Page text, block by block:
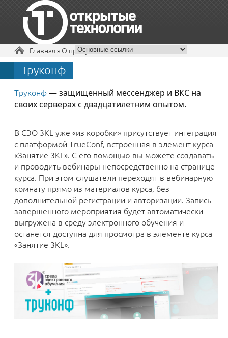
Вы здесь
Главная» О продукте
Труконф
Труконф— защищенный мессенджер и ВКС на
своих серверах с двадцатилетним опытом.
В СЭО 3KL уже «из коробки» присутствует интеграция
с платформой TrueConf, встроенная в элемент курса
«Занятие 3KL». С его помощью вы можете создавать
и проводить вебинары непосредственно на странице
курса. При этом слушатели переходят в вебинарную
комнату прямо из материалов курса, без
дополнительной регистрации и авторизации. Запись
завершенного мероприятия будет автоматически
выгружена в среду электронного обучения и
останется доступна для просмотра в элементе курса
«Занятие 3KL».